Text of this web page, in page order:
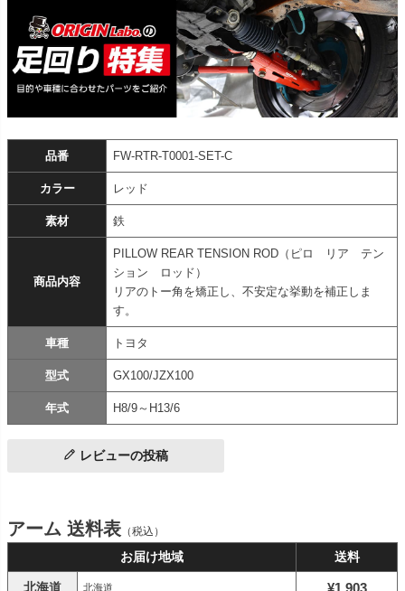
品番 FW-RTR-T0001-SET-C
カラー レッド
素材 鉄
商品内容
PILLOW REAR TENSION ROD（ピロ リア テン
ション ロッド）
リアのトー角を矯正し、不安定な挙動を補正しま
す。
車種 トヨタ
型式 GX100/JZX100
年式 H8/9～H13/6
レビューの投稿
アーム 送料表 （税込）
お届け地域 送料
北海道 北海道